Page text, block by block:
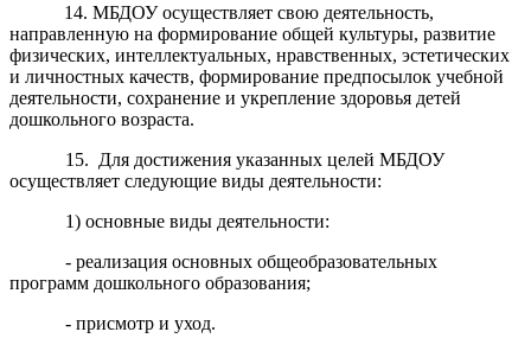
14. МБДОУ осуществляет свою деятельность,
направленную на формирование общей культуры, развитие
физических, интеллектуальных, нравственных, эстетических
и личностных качеств, формирование предпосылок учебной
деятельности, сохранение и укрепление здоровья детей
дошкольного возраста.
15. Для достижения указанных целей МБДОУ
осуществляет следующие виды деятельности:
1) основные виды деятельности:
- реализация основных общеобразовательных
программ дошкольного образования;
- присмотр и уход.